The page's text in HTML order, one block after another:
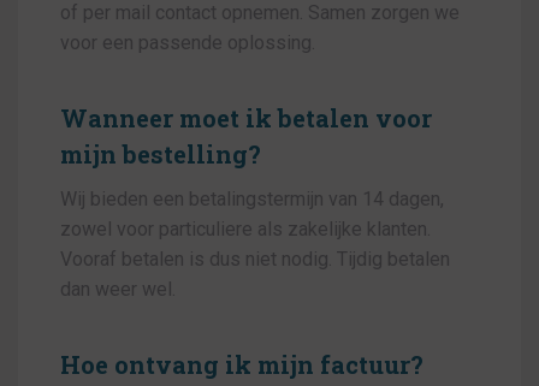
of per mail contact opnemen. Samen zorgen we
voor een passende oplossing.
Wanneer moet ik betalen voor
mijn bestelling?
Wij bieden een betalingstermijn van 14 dagen,
zowel voor particuliere als zakelijke klanten.
Vooraf betalen is dus niet nodig. Tijdig betalen
dan weer wel.
Hoe ontvang ik mijn factuur?